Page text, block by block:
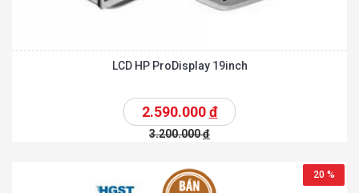
LCD HP ProDisplay 19inch
2.590.000đ
3.200.000đ
20 %